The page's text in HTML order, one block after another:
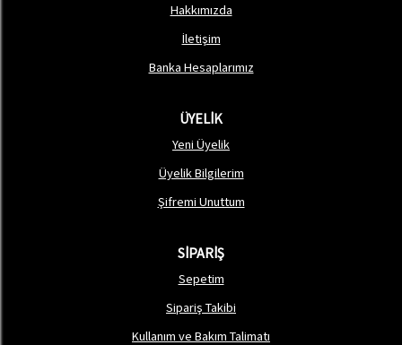
Hakkımızda
İletişim
Banka Hesaplarımız
ÜYELİK
Yeni Üyelik
Üyelik Bilgilerim
Şifremi Unuttum
SİPARİŞ
Sepetim
Sipariş Takibi
Kullanım ve Bakım Talimatı